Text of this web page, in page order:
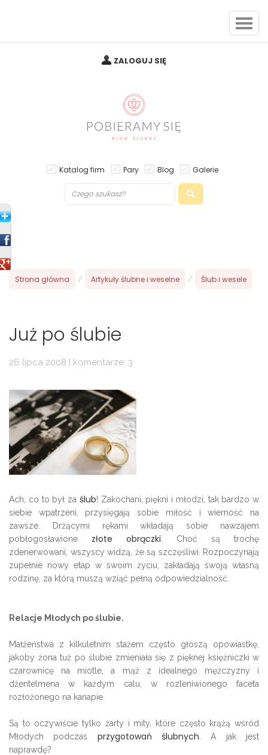
ZALOGUJ SIĘ
Katalog firm Pary Blog Galerie
Strona główna / Artykuły ślubne i weselne / Ślub i wesele
Już po ślubie
26 lipca 2008 | komentarze: 3
Ach, co to był za ślub! Zakochani, piękni i młodzi, tak bardzo w
siebie wpatrzeni, przysięgają sobie miłość i wierność na
zawsze. Drżącymi rękami wkładają sobie nawzajem
pobłogosławione złote obrączki . Choć są trochę
zdenerwowani, wszyscy widzą, że są szczęśliwi. Rozpoczynają
zupełnie nowy etap w swoim życiu, zakładają swoją własną
rodzinę, za którą muszą wziąć pełną odpowiedzialność.
Relacje Młodych po ślubie.
Małżeństwa z kilkuletnim stażem często głoszą opowiastkę,
jakoby żona tuż po ślubie zmieniała się z pięknej księżniczki w
czarownicę na miotle, a mąż z idealnego mężczyzny i
dżentelmena w każdym calu, w rozleniwionego faceta
rozłożonego na kanapie.
Są to oczywiście tylko żarty i mity, które często krążą wśród
Młodych podczas przygotowań ślubnych . A jak jest
naprawdę?